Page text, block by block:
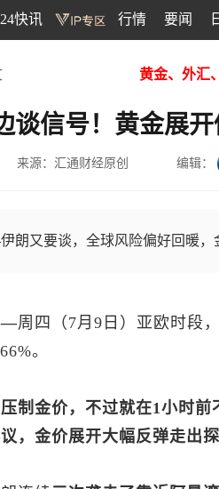
快讯 行情 要闻
黄金、外汇
谈信号！黄金展
来源：汇通财经原创 编辑：
伊朗又要谈，全球风险偏好回暖，
周四（7月9日）亚欧时段
。
制金价，不过就在1小时前
，金价展开大幅反弹走出